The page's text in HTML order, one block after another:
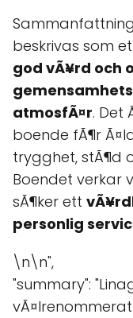
beskrivas som
god vÃ¥rd och
atmosfÃ¤r. Det
boende fÃ¶r
trygghet, stÃ¶d
Boendet verkar
sÃ¶ker ett
personlig
\n\n",
"summary":